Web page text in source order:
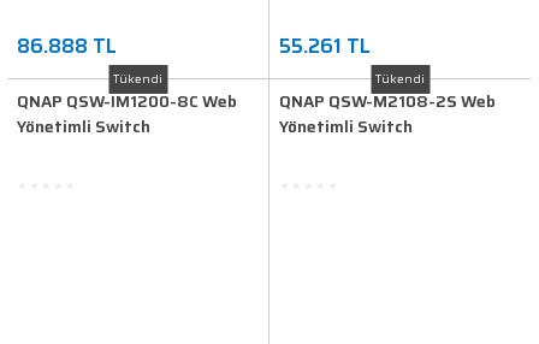
86.888 TL 55.261 TL
Tükendi
QNAP QSW-IM1200-8C Web
Yönetimli Switch
Tükendi
QNAP QSW-M2108-2S Web
Yönetimli Switch